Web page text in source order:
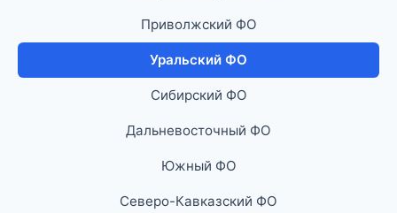
Приволжский ФО
Уральский ФО
Сибирский ФО
Дальневосточный ФО
Южный ФО
Северо-Кавказский ФО